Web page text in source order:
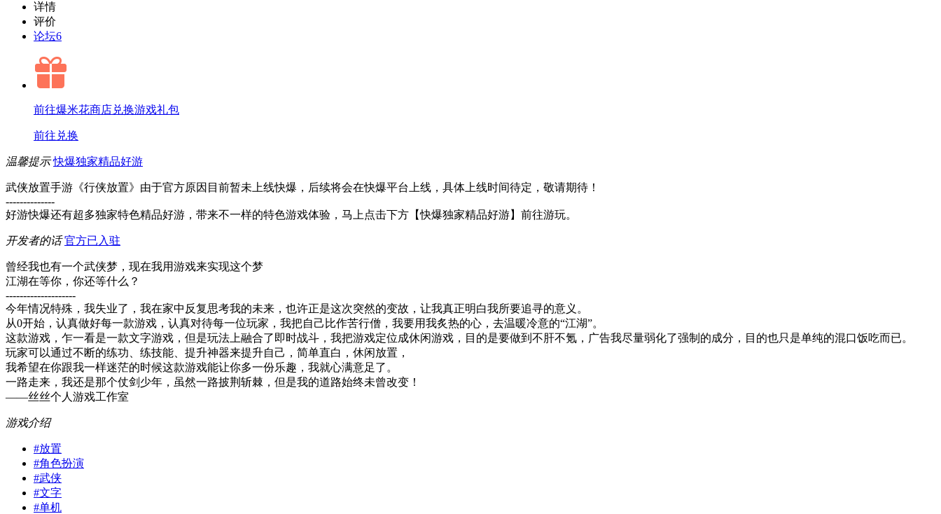
详情
评价
论坛6
前往爆米花商店兑换游戏礼包
前往兑换
温馨提示 快爆独家精品好游
武侠放置手游《行侠放置》由于官方原因目前暂未上线快爆，后续将会在快爆平台上线，具体上线时间待定，敬请期待！
--------------
好游快爆还有超多独家特色精品好游，带来不一样的特色游戏体验，马上点击下方【快爆独家精品好游】前往游玩。
开发者的话 官方已入驻
曾经我也有一个武侠梦，现在我用游戏来实现这个梦
江湖在等你，你还等什么？
--------------------
今年情况特殊，我失业了，我在家中反复思考我的未来，也许正是这次突然的变故，让我真正明白我所要追寻的意义。
从0开始，认真做好每一款游戏，认真对待每一位玩家，我把自己比作苦行僧，我要用我炙热的心，去温暖冷意的“江湖”。
这款游戏，乍一看是一款文字游戏，但是玩法上融合了即时战斗，我把游戏定位成休闲游戏，目的是要做到不肝不氪，广告我尽量弱化了强制的成分，目的也只是单纯的混口饭吃而已。
玩家可以通过不断的练功、练技能、提升神器来提升自己，简单直白，休闲放置，
我希望在你跟我一样迷茫的时候这款游戏能让你多一份乐趣，我就心满意足了。
一路走来，我还是那个仗剑少年，虽然一路披荆斩棘，但是我的道路始终未曾改变！
——丝丝个人游戏工作室
游戏介绍
#放置
#角色扮演
#武侠
#文字
#单机